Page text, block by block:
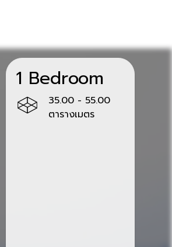
1 Bedroom
35.00 - 55.00
ตารางเมตร